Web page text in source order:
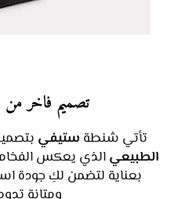
تصميم فاخر من
تأتي شنطةستيفي
الطبيعيالذي يعكس الفخامة
بعناية لتضمن لكِ جودة